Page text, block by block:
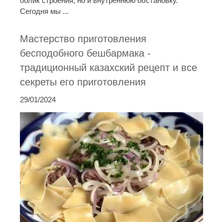
Сегодня мы ...
Мастерство приготовления
бесподобного бешбармака -
традиционный казахский рецепт и все
секреты его приготовления
29/01/2024